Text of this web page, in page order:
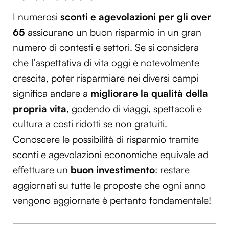
Utilizziamo i cookie per personalizzare contenuti ed
annunci, per fornire funzionalità dei social media e per
analizzare il nostro traffico. Condividiamo inoltre
informazioni sul modo in cui utilizzi il nostro sito con i
nostri partner che si occupano di analisi dei dati web,
pubblicità e social media, i quali potrebbero combinarle
con altre informazioni che hai fornito loro o che hanno
raccolto dal tuo utilizzo dei loro servizi.
I numerosi sconti e agevolazioni per gli over
65 assicurano un buon risparmio in un gran
numero di contesti e settori. Se si considera
che l’aspettativa di vita oggi è notevolmente
crescita, poter risparmiare nei diversi campi
significa andare a migliorare la qualità della
propria vita, godendo di viaggi, spettacoli e
cultura a costi ridotti se non gratuiti.
Conoscere le possibilità di risparmio tramite
sconti e agevolazioni economiche equivale ad
effettuare un buon investimento: restare
aggiornati su tutte le proposte che ogni anno
vengono aggiornate è pertanto fondamentale!